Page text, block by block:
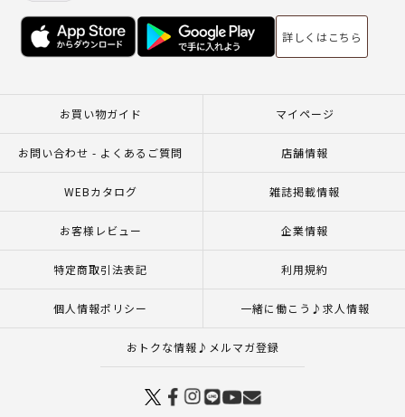
詳しくはこちら
お買い物ガイド マイページ
お問い合わせ - よくあるご質問 店舗情報
WEBカタログ 雑誌掲載情報
お客様レビュー 企業情報
特定商取引法表記 利用規約
個人情報ポリシー 一緒に働こう♪求人情報
おトクな情報♪メルマガ登録